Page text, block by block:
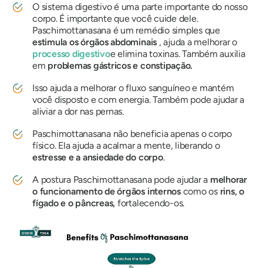
O sistema digestivo é uma parte importante do nosso
corpo. É importante que você cuide dele.
Paschimottanasanaé um remédio simples que
estimula os órgãos abdominais , ajuda a melhorar o
processo digestivoe elimina toxinas. Também auxilia
em problemas gástricos e constipação.
Isso ajuda a melhorar o fluxo sanguíneo e mantém
você disposto e com energia. Também pode ajudar a
aliviar a dor nas pernas.
Paschimottanasananão beneficia apenas o corpo
físico. Ela ajuda a acalmar a mente, liberando o
estresse e a ansiedade do corpo.
A postura Paschimottanasanapode ajudar a melhorar
o funcionamento de órgãos internoscomo os rins, o
fígado e o pâncreas, fortalecendo-os.